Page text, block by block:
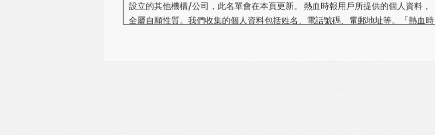
設立的其他機構/公司，此名單會在本頁更新。 熱血時報用戶所提供的個人資料，
全屬自願性質。我們收集的個人資料包括姓名、電話號碼、電郵地址等。「熱血時
內容之增減，恕不另行通知。 熱血時報可以將你的個人資料與從商業夥伴或其他